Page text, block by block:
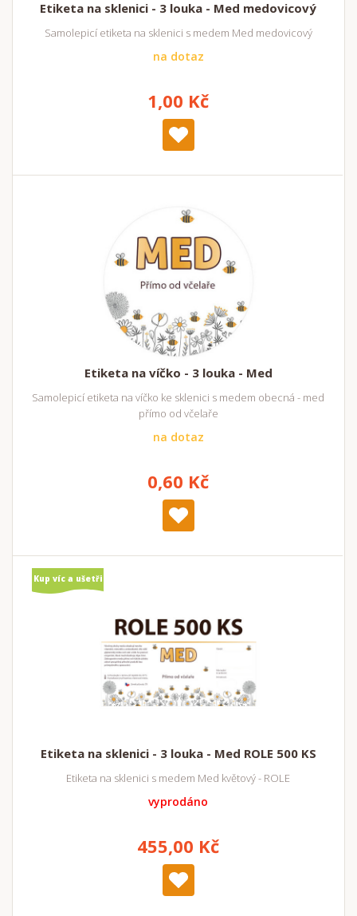
Etiketa na sklenici - 3 louka - Med medovicový
Samolepicí etiketa na sklenici s medem Med medovicový
na dotaz
1,00 Kč
Etiketa na víčko - 3 louka - Med
Samolepicí etiketa na víčko ke sklenici s medem obecná - med
přímo od včelaře
na dotaz
0,60 Kč
Kup víc a ušetři
Etiketa na sklenici - 3 louka - Med ROLE 500 KS
Etiketa na sklenici s medem Med květový - ROLE
vyprodáno
455,00 Kč